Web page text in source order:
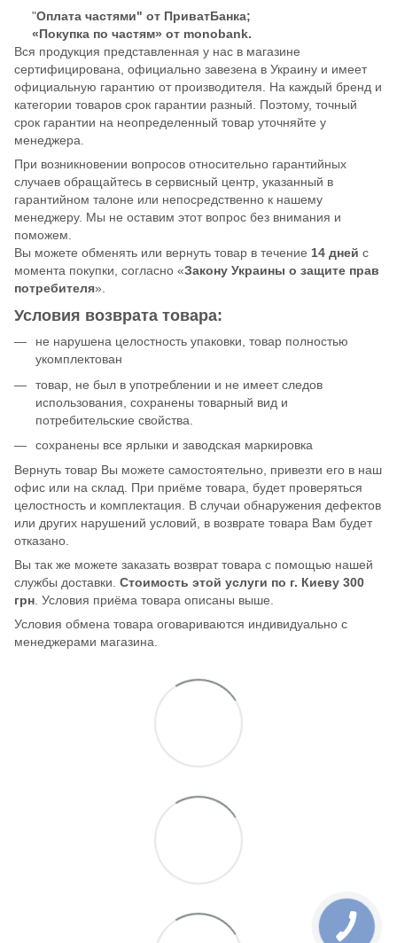
"Оплата частями" от ПриватБанка;
«Покупка по частям» от monobank.
Вся продукция представленная у нас в магазине
сертифицирована, официально завезена в Украину и имеет
официальную гарантию от производителя. На каждый бренд и
категории товаров срок гарантии разный. Поэтому, точный
срок гарантии на неопределенный товар уточняйте у
менеджера.
При возникновении вопросов относительно гарантийных
случаев обращайтесь в сервисный центр, указанный в
гарантийном талоне или непосредственно к нашему
менеджеру. Мы не оставим этот вопрос без внимания и
поможем.
Вы можете обменять или вернуть товар в течение 14 дней с
момента покупки, согласно «Закону Украины о защите прав
потребителя».
Условия возврата товара:
не нарушена целостность упаковки, товар полностью
укомплектован
товар, не был в употреблении и не имеет следов
использования, сохранены товарный вид и
потребительские свойства.
сохранены все ярлыки и заводская маркировка
Вернуть товар Вы можете самостоятельно, привезти его в наш
офис или на склад. При приёме товара, будет проверяться
целостность и комплектация. В случаи обнаружения дефектов
или других нарушений условий, в возврате товара Вам будет
отказано.
Вы так же можете заказать возврат товара с помощью нашей
службы доставки. Стоимость этой услуги по г. Киеву 300
грн. Условия приёма товара описаны выше.
Условия обмена товара оговариваются индивидуально с
менеджерами магазина.